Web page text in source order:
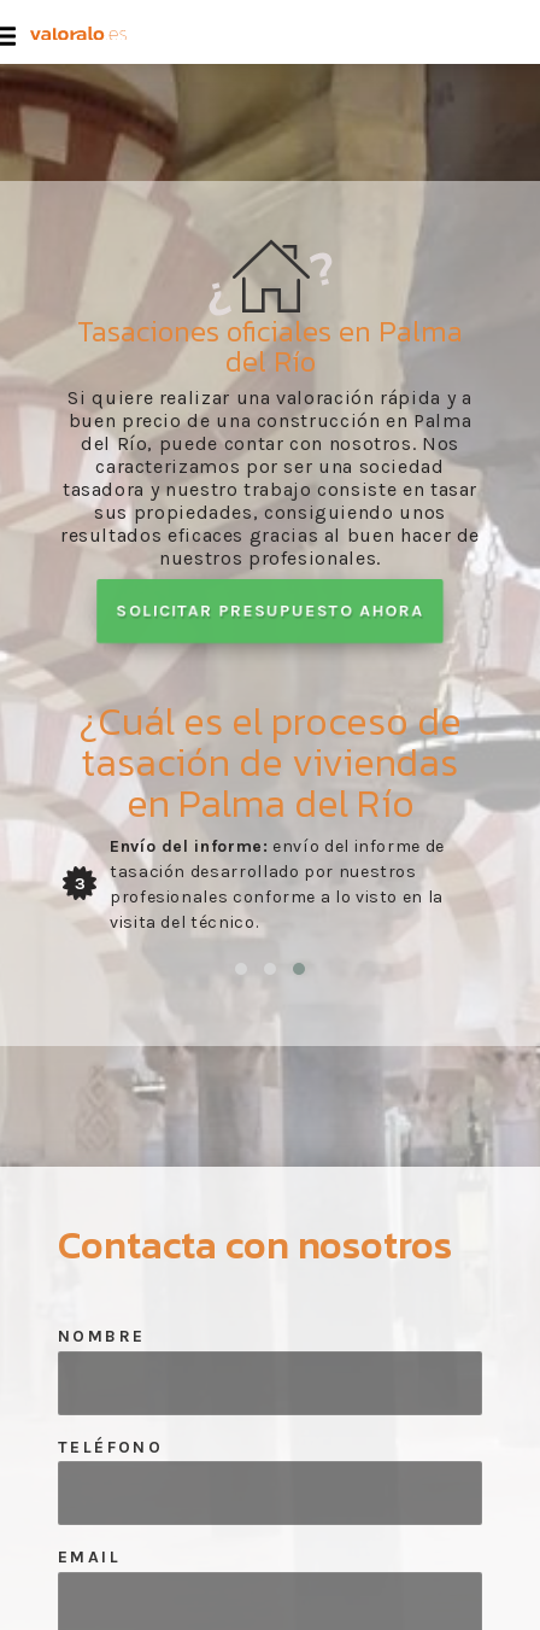
Tasaciones oficiales en Palma
del Río
Si quiere realizar una valoración rápida y a
buen precio de una construcción en Palma
del Río, puede contar con nosotros. Nos
caracterizamos por ser una sociedad
tasadora y nuestro trabajo consiste en tasar
sus propiedades, consiguiendo unos
resultados eficaces gracias al buen hacer de
nuestros profesionales.
SOLICITAR PRESUPUESTO AHORA
¿Cuál es el proceso de
tasación de viviendas
en Palma del Río
3
Envío del informe: envío del informe de
tasación desarrollado por nuestros
profesionales conforme a lo visto en la
visita del técnico.
Contacta con nosotros
NOMBRE
TELÉFONO
EMAIL